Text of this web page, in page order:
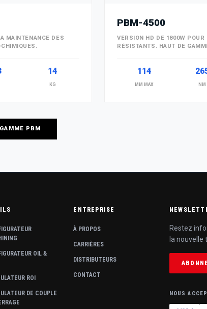
MAINTENANCE DES
14
KG
PBM-4500
VERSION HD DE 1800W
RÉSISTANTS. HAUT DE
114
MM MAX NM
PBM
OIL &
ROI
DE COUPLE
ENTREPRISE
À PROPOS
CARRIÈRES
DISTRIBUTEURS
CONTACT
Restez
la nouvelle
NOUS